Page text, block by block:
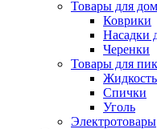
Товары для
Коврики
Насадки
Черенки
Товары для
Спички
Уголь
Электротовары